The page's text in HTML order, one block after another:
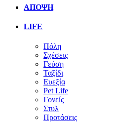
ΑΠΟΨΗ
LIFE
Πόλη
Σχέσεις
Γεύση
Ταξίδι
Ευεξία
Pet Life
Γονείς
Στυλ
Προτάσεις